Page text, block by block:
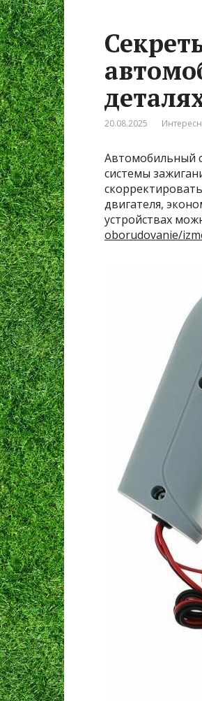
20.08.2025
Автомобильный
системы
двигателя,
устройствах
oborudovanie/